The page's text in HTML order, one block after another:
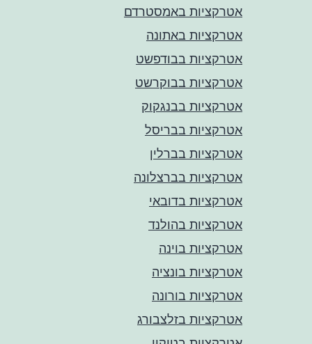
אטרקציות באמסטרדם
אטרקציות באתונה
אטרקציות בבודפשט
אטרקציות בבוקרשט
אטרקציות בבנגקוק
אטרקציות בבריסל
אטרקציות בברלין
אטרקציות בברצלונה
אטרקציות בדובאי
אטרקציות בהולנד
אטרקציות בוינה
אטרקציות בונציה
אטרקציות בורונה
אטרקציות בזלצבורג